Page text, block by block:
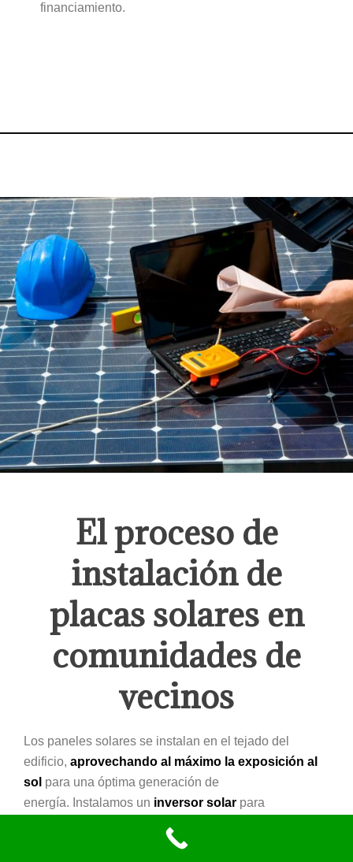
financiamiento.
El proceso de
instalación de
placas solares en
comunidades de
vecinos
Los paneles solares se instalan en el tejado del
edificio, aprovechando al máximo la exposición al
sol para una óptima generación de
energía. Instalamos un inversor solar para
solares en corriente alterna, la cual es apta para su